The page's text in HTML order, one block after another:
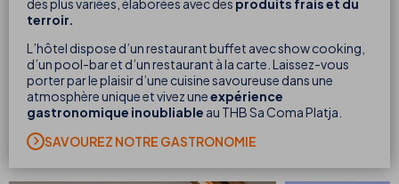
des plus variées, élaborées avec des produits frais et du
terroir.
L’hôtel dispose d’un restaurant buffet avec show cooking,
d’un pool-bar et d’un restaurant à la carte. Laissez-vous
porter par le plaisir d’une cuisine savoureuse dans une
atmosphère unique et vivez uneexpérience
gastronomique inoubliable au THB Sa Coma Platja.
SAVOUREZ NOTRE GASTRONOMIE